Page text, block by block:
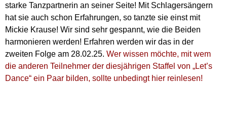
starke Tanzpartnerin an seiner Seite! Mit Schlagersängern
hat sie auch schon Erfahrungen, so tanzte sie einst mit
Mickie Krause! Wir sind sehr gespannt, wie die Beiden
harmonieren werden! Erfahren werden wir das in der
zweiten Folge am 28.02.25. Wer wissen möchte, mit wem
die anderen Teilnehmer der diesjährigen Staffel von „Let’s
Dance“ ein Paar bilden, sollte unbedingt hier reinlesen!